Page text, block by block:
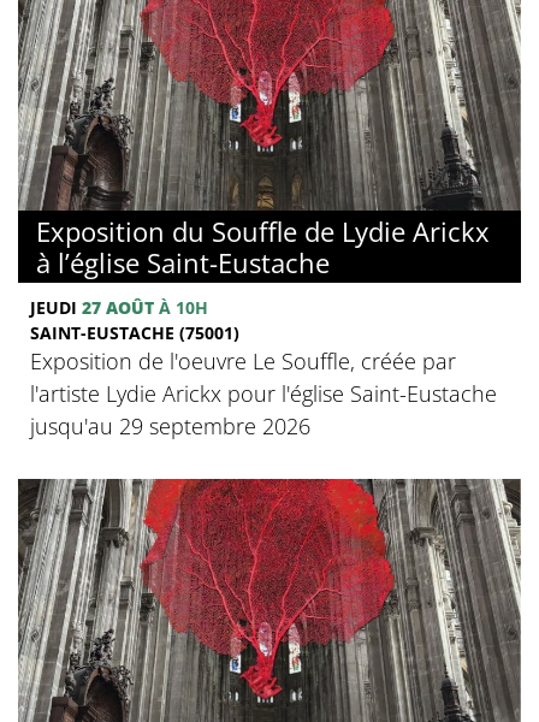
Exposition du Souffle de Lydie Arickx
à l’église Saint-Eustache
JEUDI 27 AOÛT À 10H
SAINT-EUSTACHE (75001)
Exposition de l'oeuvre Le Souffle, créée par
l'artiste Lydie Arickx pour l'église Saint-Eustache
jusqu'au 29 septembre 2026